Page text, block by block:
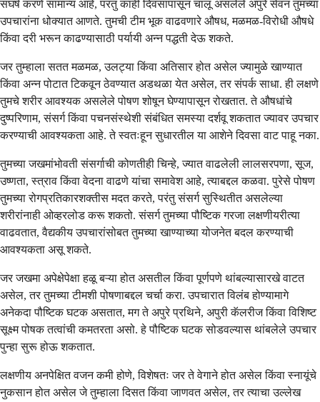
संघर्ष करणे सामान्य आहे, परंतु काही दिवसांपासून चालू असलेले अपुरे सेवन तुमच्या
उपचारांना धोक्यात आणते. तुमची टीम भूक वाढवणारे औषध, मळमळ-विरोधी औषधे
किंवा दरी भरून काढण्यासाठी पर्यायी अन्न पद्धती देऊ शकते.
जर तुम्हाला सतत मळमळ, उलट्या किंवा अतिसार होत असेल ज्यामुळे खाण्यात
किंवा अन्न पोटात टिकवून ठेवण्यात अडथळा येत असेल, तर संपर्क साधा. ही लक्षणे
तुमचे शरीर आवश्यक असलेले पोषण शोषून घेण्यापासून रोखतात. ते औषधांचे
दुष्परिणाम, संसर्ग किंवा पचनसंस्थेशी संबंधित समस्या दर्शवू शकतात ज्यावर उपचार
करण्याची आवश्यकता आहे. ते स्वतःहून सुधारतील या आशेने दिवसा वाट पाहू नका.
तुमच्या जखमांभोवती संसर्गाची कोणतीही चिन्हे, ज्यात वाढलेली लालसरपणा, सूज,
उष्णता, स्त्राव किंवा वेदना वाढणे यांचा समावेश आहे, त्याबद्दल कळवा. पुरेसे पोषण
तुमच्या रोगप्रतिकारशक्तीस मदत करते, परंतु संसर्ग सुस्थितीत असलेल्या
शरीरांनाही ओव्हरलोड करू शकतो. संसर्ग तुमच्या पौष्टिक गरजा लक्षणीयरीत्या
वाढवतात, वैद्यकीय उपचारांसोबत तुमच्या खाण्याच्या योजनेत बदल करण्याची
आवश्यकता असू शकते.
जर जखमा अपेक्षेपेक्षा हळू बऱ्या होत असतील किंवा पूर्णपणे थांबल्यासारखे वाटत
असेल, तर तुमच्या टीमशी पोषणाबद्दल चर्चा करा. उपचारात विलंब होण्यामागे
अनेकदा पौष्टिक घटक असतात, मग ते अपुरे प्रथिने, अपुरी कॅलरीज किंवा विशिष्ट
सूक्ष्म पोषक तत्वांची कमतरता असो. हे पौष्टिक घटक सोडवल्यास थांबलेले उपचार
पुन्हा सुरू होऊ शकतात.
लक्षणीय अनपेक्षित वजन कमी होणे, विशेषतः जर ते वेगाने होत असेल किंवा स्नायूंचे
नुकसान होत असेल जे तुम्हाला दिसत किंवा जाणवत असेल, तर त्याचा उल्लेख